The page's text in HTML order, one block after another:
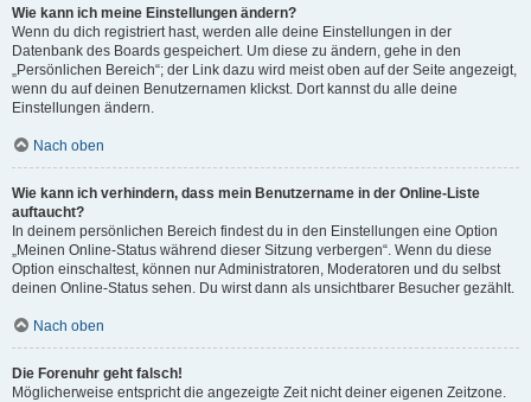
Wie kann ich meine Einstellungen ändern?
Wenn du dich registriert hast, werden alle deine Einstellungen in der
Datenbank des Boards gespeichert. Um diese zu ändern, gehe in den
„Persönlichen Bereich“; der Link dazu wird meist oben auf der Seite angezeigt,
wenn du auf deinen Benutzernamen klickst. Dort kannst du alle deine
Einstellungen ändern.
Nach oben
Wie kann ich verhindern, dass mein Benutzername in der Online-Liste
auftaucht?
In deinem persönlichen Bereich findest du in den Einstellungen eine Option
„Meinen Online-Status während dieser Sitzung verbergen“. Wenn du diese
Option einschaltest, können nur Administratoren, Moderatoren und du selbst
deinen Online-Status sehen. Du wirst dann als unsichtbarer Besucher gezählt.
Nach oben
Die Forenuhr geht falsch!
Möglicherweise entspricht die angezeigte Zeit nicht deiner eigenen Zeitzone.